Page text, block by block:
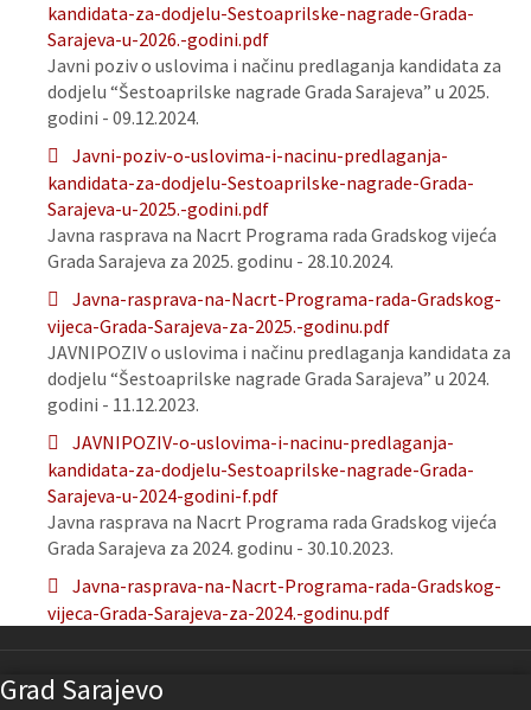
kandidata-za-dodjelu-Sestoaprilske-nagrade-Grada-
Sarajeva-u-2026.-godini.pdf
Javni poziv o uslovima i načinu predlaganja kandidata za
dodjelu “Šestoaprilske nagrade Grada Sarajeva” u 2025.
godini - 09.12.2024.
Javni-poziv-o-uslovima-i-nacinu-predlaganja-
kandidata-za-dodjelu-Sestoaprilske-nagrade-Grada-
Sarajeva-u-2025.-godini.pdf
Javna rasprava na Nacrt Programa rada Gradskog vijeća
Grada Sarajeva za 2025. godinu - 28.10.2024.
Javna-rasprava-na-Nacrt-Programa-rada-Gradskog-
vijeca-Grada-Sarajeva-za-2025.-godinu.pdf
JAVNIPOZIV o uslovima i načinu predlaganja kandidata za
dodjelu “Šestoaprilske nagrade Grada Sarajeva” u 2024.
godini - 11.12.2023.
JAVNIPOZIV-o-uslovima-i-nacinu-predlaganja-
kandidata-za-dodjelu-Sestoaprilske-nagrade-Grada-
Sarajeva-u-2024-godini-f.pdf
Javna rasprava na Nacrt Programa rada Gradskog vijeća
Grada Sarajeva za 2024. godinu - 30.10.2023.
Javna-rasprava-na-Nacrt-Programa-rada-Gradskog-
vijeca-Grada-Sarajeva-za-2024.-godinu.pdf
Grad Sarajevo